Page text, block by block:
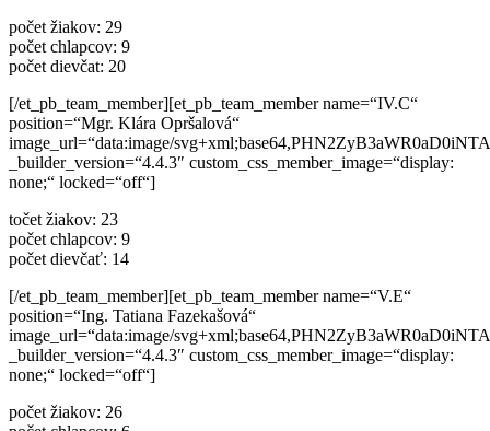
počet žiakov: 29
počet chlapcov: 9
počet dievčat: 20
[/et_pb_team_member][et_pb_team_member name=“IV.C“
position=“Mgr. Klára Opršalová“
image_url=“data:image/
_builder_version=“4.4.3″ custom_css_member_image=“display:
none;“ locked=“off“]
točet žiakov: 23
počet chlapcov: 9
počet dievčať: 14
[/et_pb_team_member][et_pb_team_member name=“V.E“
position=“Ing. Tatiana Fazekašová“
image_url=“data:image/
_builder_version=“4.4.3″ custom_css_member_image=“display:
none;“ locked=“off“]
počet žiakov: 26